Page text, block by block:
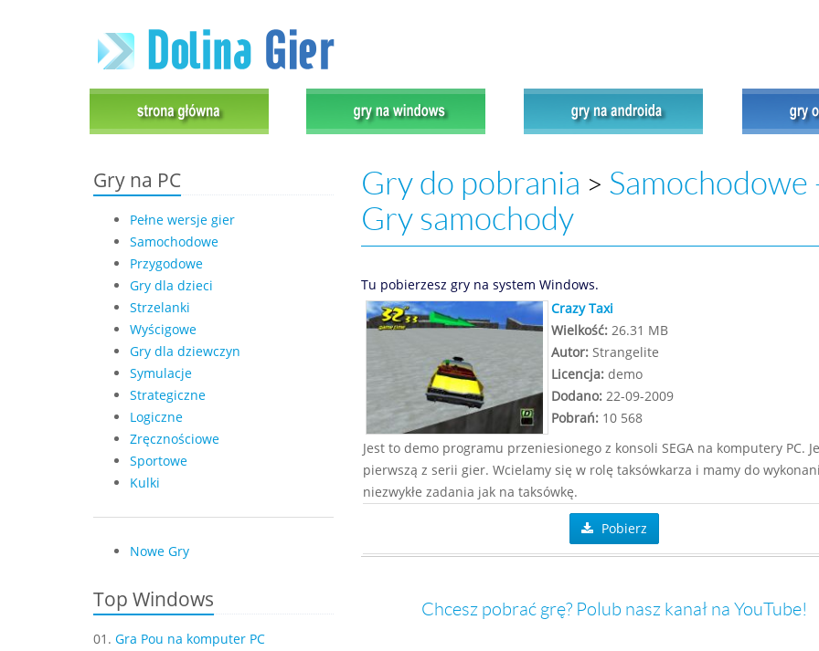
Gry na PC
Pełne wersje gier
Samochodowe
Przygodowe
Gry dla dzieci
Strzelanki
Wyścigowe
Gry dla dziewczyn
Symulacje
Strategiczne
Logiczne
Zręcznościowe
Sportowe
Kulki
Nowe Gry
Top Windows
01. Gra Pou na komputer PC
Gry do pobrania > Samochodowe
Gry samochody
Tu pobierzesz gry na system Windows.
Crazy Taxi
Wielkość:26.31 MB
Autor:Strangelite
Licencja:demo
Dodano:22-09-2009
Pobrań:10 568
Jest to demo programu przeniesionego z konsoli SEGA na komputery PC.
pierwszą z serii gier. Wcielamy się w rolę taksówkarza i mamy do
niezwykłe zadania jak na taksówkę.
Pobierz
Chcesz pobrać grę? Polub nasz kanał na YouTube!